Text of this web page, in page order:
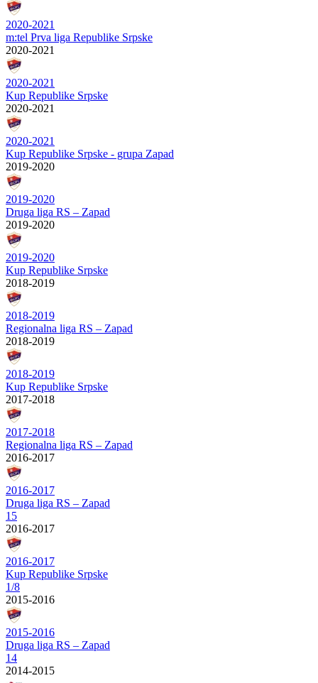
2020-2021
m:tel Prva liga Republike Srpske
2020-2021
2020-2021
Kup Republike Srpske
2020-2021
2020-2021
Kup Republike Srpske - grupa Zapad
2019-2020
2019-2020
Druga liga RS – Zapad
2019-2020
2019-2020
Kup Republike Srpske
2018-2019
2018-2019
Regionalna liga RS – Zapad
2018-2019
2018-2019
Kup Republike Srpske
2017-2018
2017-2018
Regionalna liga RS – Zapad
2016-2017
2016-2017
Druga liga RS – Zapad
15
2016-2017
2016-2017
Kup Republike Srpske
1/8
2015-2016
2015-2016
Druga liga RS – Zapad
14
2014-2015